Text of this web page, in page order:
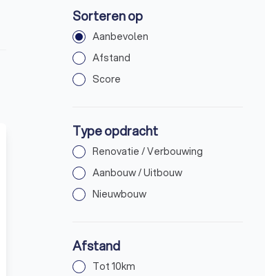
Sorteren op
Aanbevolen
Afstand
Score
Type opdracht
Renovatie / Verbouwing
Aanbouw / Uitbouw
Nieuwbouw
Afstand
Tot 10km